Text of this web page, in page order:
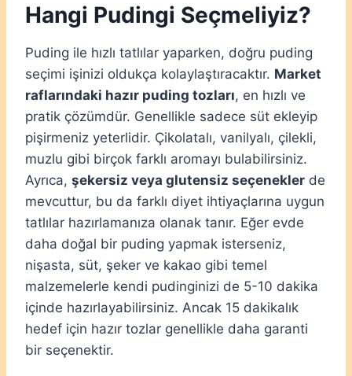
Hangi Pudingi Seçmeliyiz?
Puding ile hızlı tatlılar yaparken, doğru puding
seçimi işinizi oldukça kolaylaştıracaktır. Market
raflarındaki hazır puding tozları, en hızlı ve
pratik çözümdür. Genellikle sadece süt ekleyip
pişirmeniz yeterlidir. Çikolatalı, vanilyalı, çilekli,
muzlu gibi birçok farklı aromayı bulabilirsiniz.
Ayrıca, şekersiz veya glutensiz seçenekler de
mevcuttur, bu da farklı diyet ihtiyaçlarına uygun
tatlılar hazırlamanıza olanak tanır. Eğer evde
daha doğal bir puding yapmak isterseniz,
nişasta, süt, şeker ve kakao gibi temel
malzemelerle kendi pudinginizi de 5-10 dakika
içinde hazırlayabilirsiniz. Ancak 15 dakikalık
hedef için hazır tozlar genellikle daha garanti
bir seçenektir.